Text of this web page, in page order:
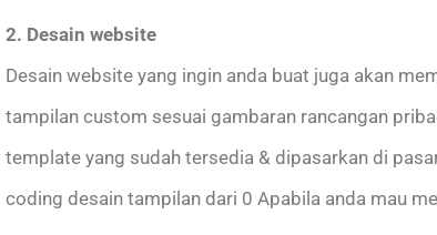
2. Desain website
Desain website yang ingin anda buat juga akan
tampilan custom sesuai gambaran rancangan
template yang sudah tersedia & dipasarkan di
coding desain tampilan dari 0 Apabila anda mau